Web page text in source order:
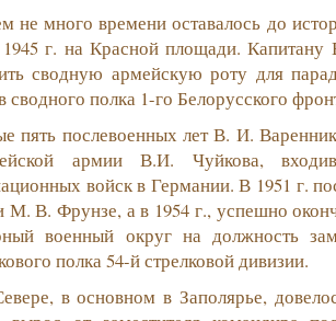
не много времени оставалось до
г. на Красной площади. Капитану
сводную армейскую роту для
сводного полка 1-го Белорусского
пять послевоенных лет В. И.
армии В.И. Чуйкова,
войск в Германии. В 1951 г.
М. В. Фрунзе, а в 1954 г., успешно
военный округ на должность
полка 54-й стрелковой дивизии.
в основном в Заполярье,